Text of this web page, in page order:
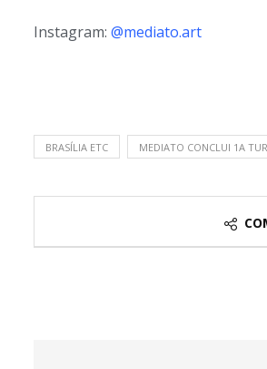
Instagram: @mediato.art
BRASÍLIA ETC MEDIATO CONCLUI 1A